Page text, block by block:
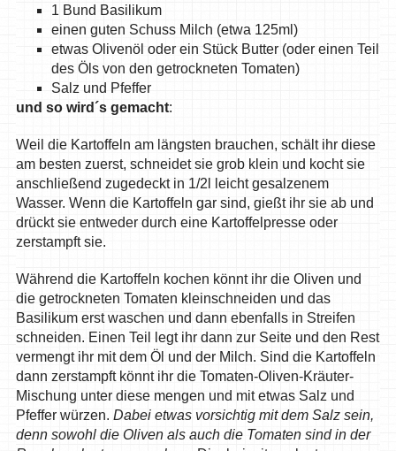
1 Bund Basilikum
einen guten Schuss Milch (etwa 125ml)
etwas Olivenöl oder ein Stück Butter (oder einen Teil
des Öls von den getrockneten Tomaten)
Salz und Pfeffer
und so wird´s gemacht:
Weil die Kartoffeln am längsten brauchen, schält ihr diese
am besten zuerst, schneidet sie grob klein und kocht sie
anschließend zugedeckt in 1/2l leicht gesalzenem
Wasser. Wenn die Kartoffeln gar sind, gießt ihr sie ab und
drückt sie entweder durch eine Kartoffelpresse oder
zerstampft sie.
Während die Kartoffeln kochen könnt ihr die Oliven und
die getrockneten Tomaten kleinschneiden und das
Basilikum erst waschen und dann ebenfalls in Streifen
schneiden. Einen Teil legt ihr dann zur Seite und den Rest
vermengt ihr mit dem Öl und der Milch. Sind die Kartoffeln
dann zerstampft könnt ihr die Tomaten-Oliven-Kräuter-
Mischung unter diese mengen und mit etwas Salz und
Pfeffer würzen. Dabei etwas vorsichtig mit dem Salz sein,
denn sowohl die Oliven als auch die Tomaten sind in der